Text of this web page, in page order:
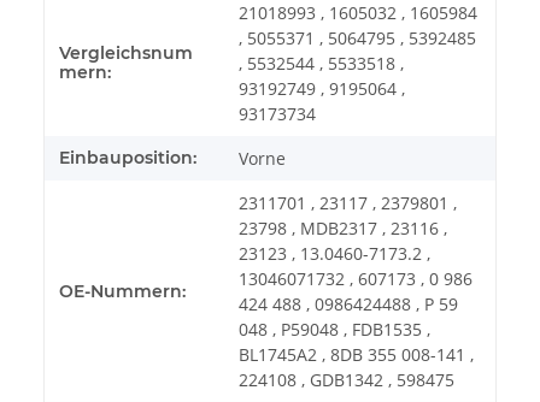
Vergleichsnum
mern:
21018993 , 1605032 , 1605984
, 5055371 , 5064795 , 5392485
, 5532544 , 5533518 ,
93192749 , 9195064 ,
93173734
Einbauposition: Vorne
OE-Nummern:
2311701 , 23117 , 2379801 ,
23798 , MDB2317 , 23116 ,
23123 , 13.0460-7173.2 ,
13046071732 , 607173 , 0 986
424 488 , 0986424488 , P 59
048 , P59048 , FDB1535 ,
BL1745A2 , 8DB 355 008-141 ,
224108 , GDB1342 , 598475